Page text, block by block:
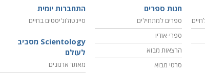
חנות ספרים
ספרים למתחילים
ספרי-אודיו
הרצאות מבוא
סרטי מבוא
התחברות יומית
סיינטולוג'יסטים בחיים
Scientology מסביב
לעולם
מאתר ארגונים